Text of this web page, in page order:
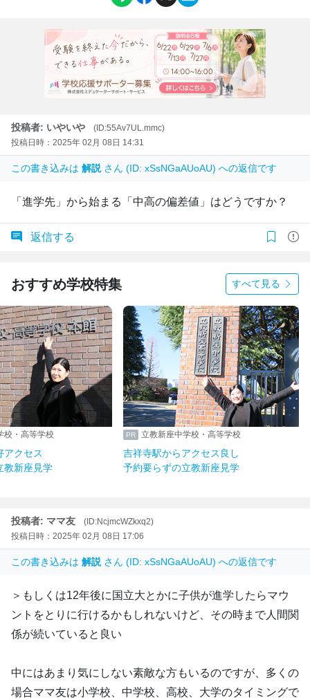
投稿者: いやいや
(ID:55Av7UL.mmc)
投稿日時：2025年 02月 08日 14:31
この書き込みは 解説 さん (ID: xSsNGaAUoAU) への返信です
「進学先」から始まる「中高の偏差値」はどうですか？
返信する
おすすめ学校特集 すべて見る
校・高等学校
アクセス
教新座見学
立教新座中学校・高等学校
吉祥寺駅からアクセス良し
予約要らずの立教新座見学
投稿者: ママ友
(ID:NcjmcWZkxq2)
投稿日時：2025年 02月 08日 17:06
この書き込みは 解説 さん (ID: xSsNGaAUoAU) への返信です
＞もしくは12年後に国立大とかに子供が進学したらマウ
ントをとりに行けるかもしれないけど、その時まで人間関
係が続いていると良い
中にはあまり気にしない素敵な方もいるのですが、多くの
場合ママ友は小学校、中学校、高校、大学のタイミングで